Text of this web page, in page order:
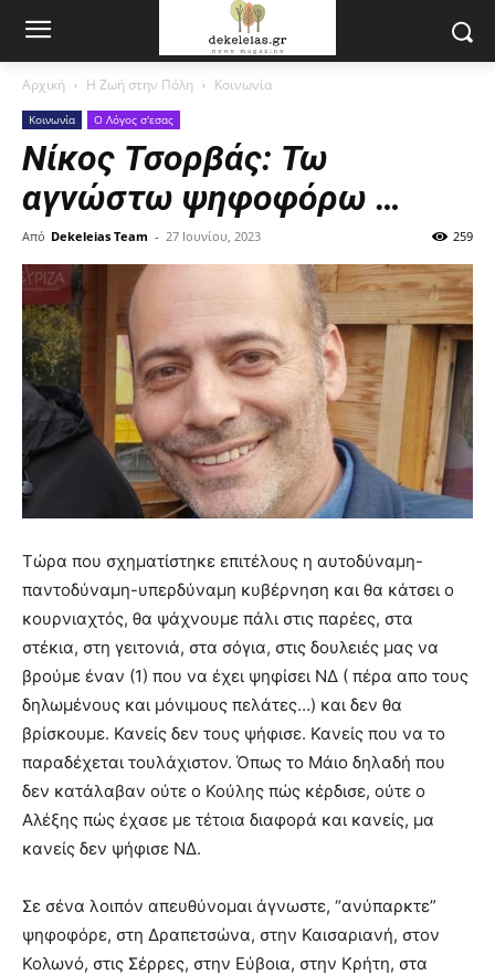
Αρχική Η Ζωή στην Πόλη Κοινωνία
Κοινωνία Ο Λόγος σ'εσας
Νίκος Τσορβάς: Τω
αγνώστω ψηφοφόρω …
Από Dekeleias Team - 27 Ιουνίου, 2023 259
Τώρα που σχηματίστηκε επιτέλους η αυτοδύναμη-
παντοδύναμη-υπερδύναμη κυβέρνηση και θα κάτσει ο
κουρνιαχτός, θα ψάχνουμε πάλι στις παρέες, στα
στέκια, στη γειτονιά, στα σόγια, στις δουλειές μας να
βρούμε έναν (1) που να έχει ψηφίσει ΝΔ ( πέρα απο τους
δηλωμένους και μόνιμους πελάτες…) και δεν θα
βρίσκουμε. Κανείς δεν τους ψήφισε. Κανείς που να το
παραδέχεται τουλάχιστον. Όπως το Μάιο δηλαδή που
δεν κατάλαβαν ούτε ο Κούλης πώς κέρδισε, ούτε ο
Αλέξης πώς έχασε με τέτοια διαφορά και κανείς, μα
κανείς δεν ψήφισε ΝΔ.
Σε σένα λοιπόν απευθύνομαι άγνωστε, “ανύπαρκτε”
ψηφοφόρε, στη Δραπετσώνα, στην Καισαριανή, στον
Κολωνό, στις Σέρρες, στην Εύβοια, στην Κρήτη, στα